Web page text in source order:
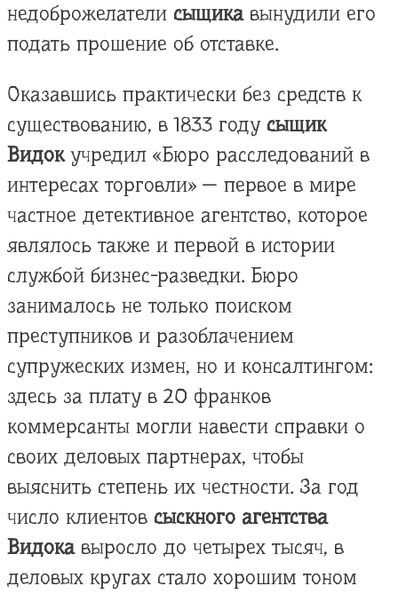
недоброжелатели сыщикавынудили его
подать прошение об отставке.
Оказавшись практически без средств к
существованию, в 1833 году сыщик
Видокучредил «Бюро расследований в
интересах торговли» — первое в мире
частное детективное агентство, которое
являлось также и первой в истории
службой бизнес-разведки. Бюро
занималось не только поиском
преступников и разоблачением
супружеских измен, но и консалтингом:
здесь за плату в 20 франков
коммерсанты могли навести справки о
своих деловых партнерах, чтобы
выяснить степень их честности. За год
число клиентов сыскного агентства
Видокавыросло до четырех тысяч, в
деловых кругах стало хорошим тоном